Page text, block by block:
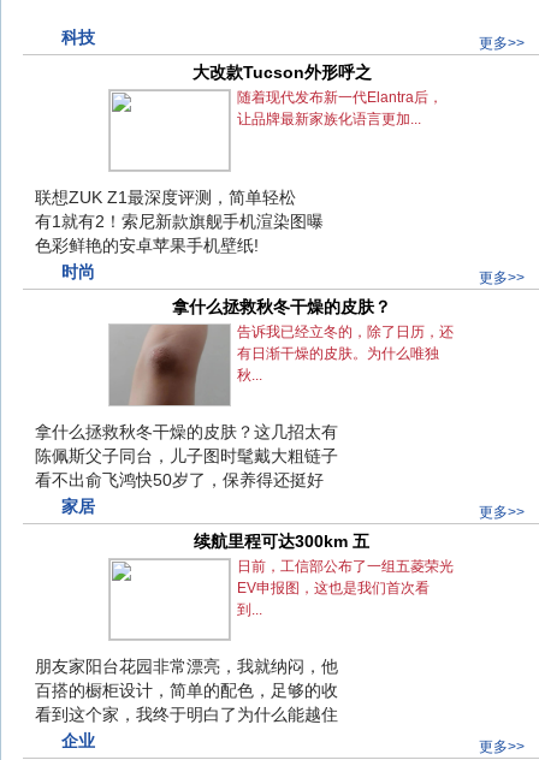
科技 更多>>
大改款Tucson外形呼之
大改款Tucson外形呼之
随着现代发布新一代Elantra后，
让品牌最新家族化语言更加...
联想ZUK Z1最深度评测，简单轻松
联想ZUK Z1最深度评测，简单轻松
有1就有2！索尼新款旗舰手机渲染图曝
有1就有2！索尼新款旗舰手机渲染图曝
色彩鲜艳的安卓苹果手机壁纸!
色彩鲜艳的安卓苹果手机壁纸!
时尚 更多>>
拿什么拯救秋冬干燥的皮肤？
拿什么拯救秋冬干燥的皮肤？
告诉我已经立冬的，除了日历，还
有日渐干燥的皮肤。为什么唯独
秋...
拿什么拯救秋冬干燥的皮肤？这几招太有
拿什么拯救秋冬干燥的皮肤？这几招太有
陈佩斯父子同台，儿子图时髦戴大粗链子
陈佩斯父子同台，儿子图时髦戴大粗链子
看不出俞飞鸿快50岁了，保养得还挺好
看不出俞飞鸿快50岁了，保养得还挺好
家居 更多>>
续航里程可达300km 五
续航里程可达300km 五
日前，工信部公布了一组五菱荣光
EV申报图，这也是我们首次看
到...
朋友家阳台花园非常漂亮，我就纳闷，他
朋友家阳台花园非常漂亮，我就纳闷，他
百搭的橱柜设计，简单的配色，足够的收
百搭的橱柜设计，简单的配色，足够的收
看到这个家，我终于明白了为什么能越住
看到这个家，我终于明白了为什么能越住
企业 更多>>